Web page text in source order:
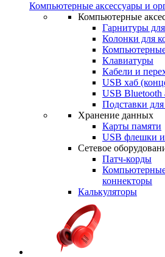
Компьютерные аксессуары и
Компьютерные
Гарнитуры
Колонки для
Клавиатуры
Кабели и
USB хаб
USB Bluetooth
Подставки для
Хранение данных
Карты памяти
USB флешки и
Сетевое
Патч-корды
коннекторы
Калькуляторы